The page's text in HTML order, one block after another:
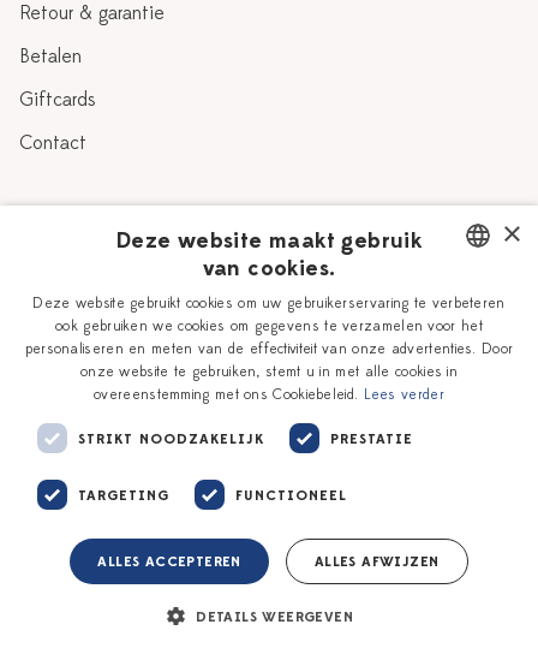
Retour & garantie
Betalen
Giftcards
Contact
Verhaal
Onze plateelschilders
Delfts Blauw
Workshops
Vacatures
Zakelijk
DUTCH
ENGLISH
×
Deze website maakt gebruik
van cookies.
Deze website gebruikt cookies om uw gebruikerservaring te verbeteren
ook gebruiken we cookies om gegevens te verzamelen voor het
personaliseren en meten van de effectiviteit van onze advertenties. Door
onze website te gebruiken, stemt u in met alle cookies in
overeenstemming met ons Cookiebeleid. Lees verder
STRIKT NOODZAKELIJK PRESTATIE
TARGETING FUNCTIONEEL
ALLES ACCEPTEREN ALLES AFWIJZEN
DETAILS WEERGEVEN